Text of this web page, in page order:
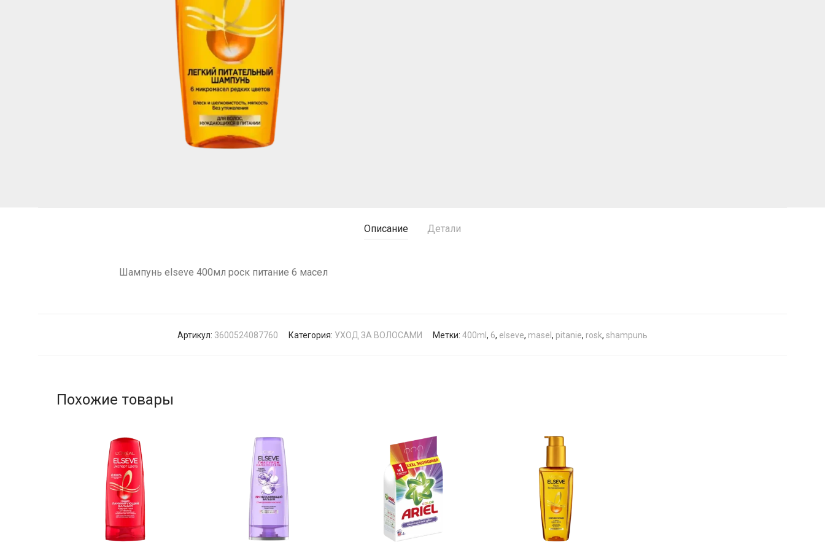
Описание Детали
Шампунь elseve 400мл роск питание 6 масел
Артикул: 3600524087760 Категория: УХОД ЗА ВОЛОСАМИ Метки: 400ml , 6, elseve, masel , pitanie, rosk, shampunь
Похожие товары